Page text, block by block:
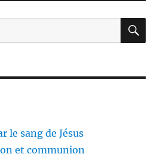
le sang de Jésus
et communion